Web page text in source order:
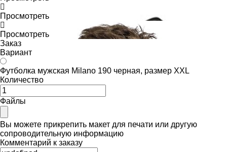
Просмотреть
Просмотреть
Заказ
Вариант
Футболка мужская Milano 190 черная, размер XXL
Количество
Файлы
Вы можете прикрепить макет для печати или другую
сопроводительную информацию
Комментарий к заказу